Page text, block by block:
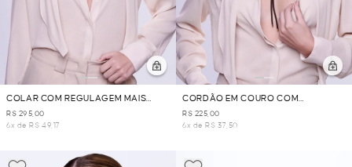
COLAR COM REGULAGEM MAIS
PINGENTE - DOURADO
R$ 295,00
6x de R$ 49,17
CORDÃO EM COURO COM
PINGENTE - MARROM
R$ 225,00
6x de R$ 37,50